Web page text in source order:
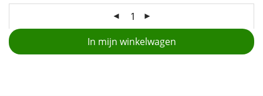
In mijn winkelwagen